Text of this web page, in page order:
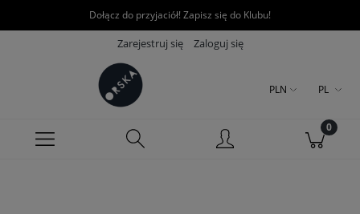
Dołącz do przyjaciół! Zapisz się do Klubu!
Zarejestruj się Zaloguj się
PLN PL